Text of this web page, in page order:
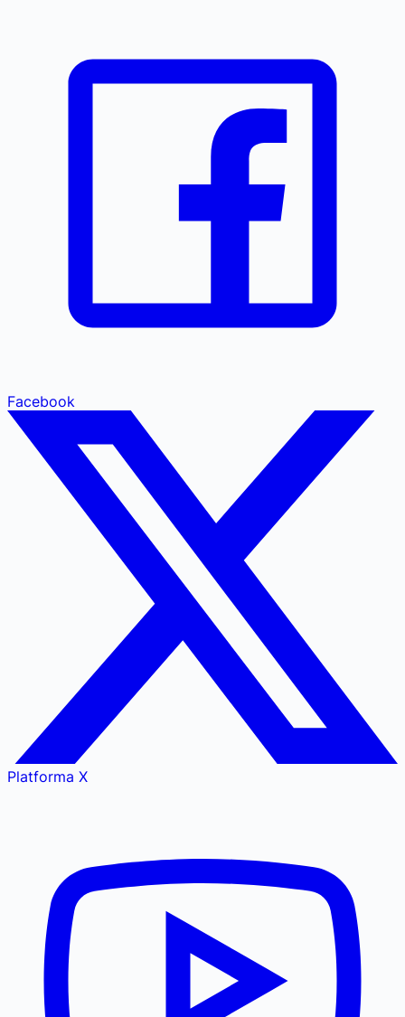
Facebook
Platforma X